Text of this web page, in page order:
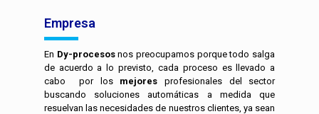
Empresa
En Dy-procesosnos preocupamos porque todo salga
de acuerdo a lo previsto, cada proceso es llevado a
cabo por los mejores profesionales del sector
buscando soluciones automáticas a medida que
resuelvan las necesidades de nuestros clientes, ya sean